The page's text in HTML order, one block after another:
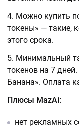
Можно купить
токены» — такие,
этого срока.
Минимальный
токенов на 7
Банана». Оплата
Плюсы MazAi:
нет рекламных